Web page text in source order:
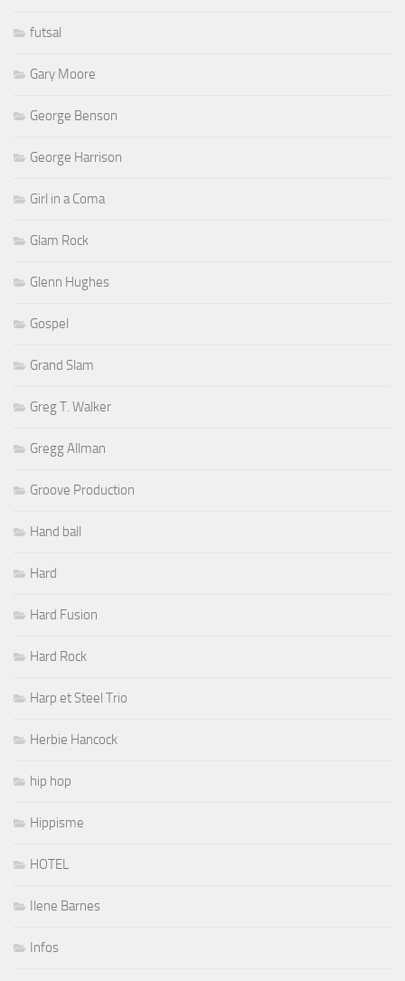
futsal
Gary Moore
George Benson
George Harrison
Girl in a Coma
Glam Rock
Glenn Hughes
Gospel
Grand Slam
Greg T. Walker
Gregg Allman
Groove Production
Hand ball
Hard
Hard Fusion
Hard Rock
Harp et Steel Trio
Herbie Hancock
hip hop
Hippisme
HOTEL
Ilene Barnes
Infos